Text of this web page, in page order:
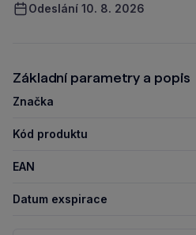
Odeslání 10. 8. 2026
Základní parametry a popis
Značka
Kód produktu
EAN
Datum exspirace